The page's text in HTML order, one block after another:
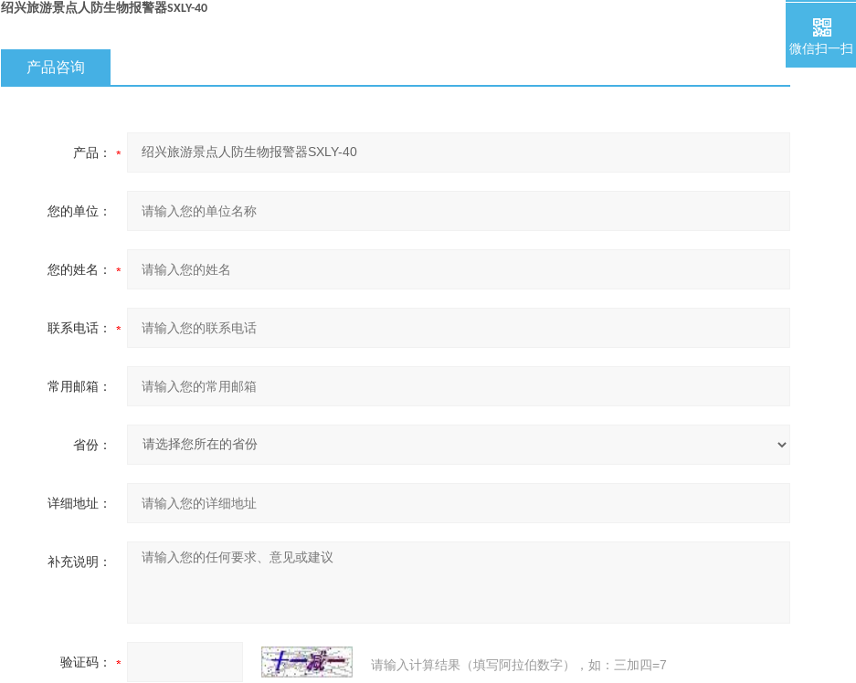
绍兴旅游景点人防生物报警器SXLY-40
产品咨询
产品：
您的单位：
您的姓名：
联系电话：
常用邮箱：
省份：
详细地址：
补充说明：
验证码： 请输入计算结果（填写阿拉伯数字），如：三加四=7
微信扫一扫